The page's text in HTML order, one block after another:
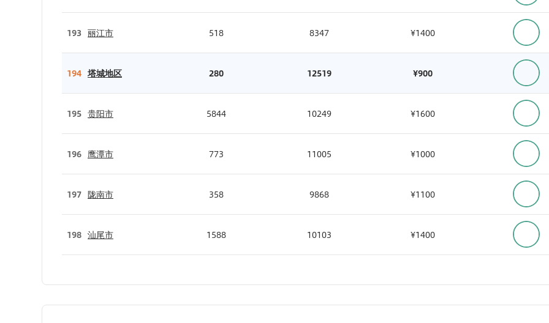
20.4
193 丽江市 518 8347
¥1400
20.3
194 塔城地区 280 12519
¥900
20.1
195 贵阳市 5844 10249
¥1600
20
196 鹰潭市 773 11005
¥1000
20
197 陇南市 358 9868
¥1100
20
198 汕尾市 1588 10103
¥1400
19.9